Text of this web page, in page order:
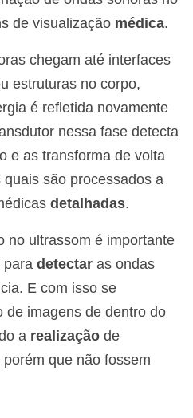
de visualização médica.
chegam até interfaces
estruturas no corpo,
é refletida novamente
nessa fase detecta
e as transforma de volta
quais são processados a
detalhadas.
no ultrassom é importante
para detectar as ondas
E com isso se
de imagens de dentro do
a realização de
porém que não fossem